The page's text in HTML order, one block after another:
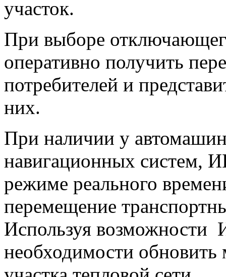
участок.
При выборе
оперативно получить
потребителей и
них.
При наличии у
навигационных систем,
режиме реального
перемещение
Используя возможности
необходимости